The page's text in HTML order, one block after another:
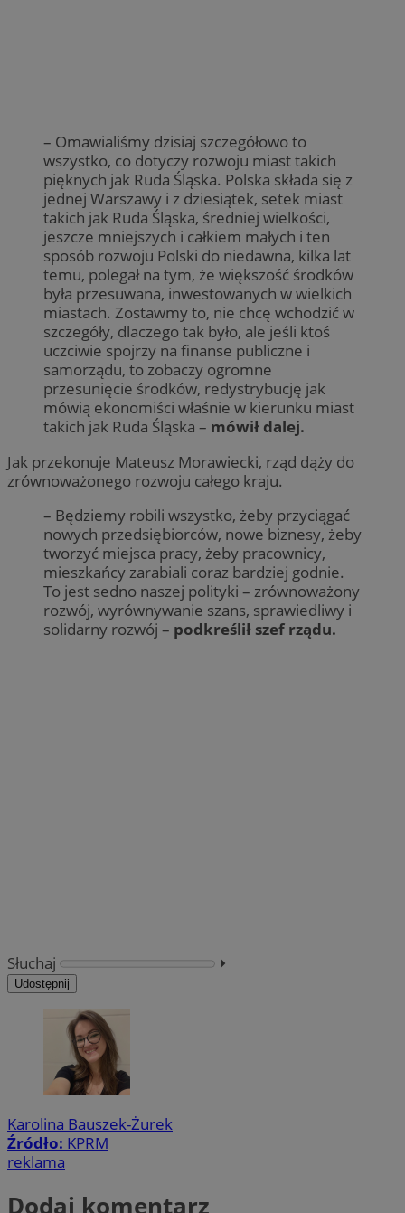
– Omawialiśmy dzisiaj szczegółowo to
wszystko, co dotyczy rozwoju miast takich
pięknych jak Ruda Śląska. Polska składa się z
jednej Warszawy i z dziesiątek, setek miast
takich jak Ruda Śląska, średniej wielkości,
jeszcze mniejszych i całkiem małych i ten
sposób rozwoju Polski do niedawna, kilka lat
temu, polegał na tym, że większość środków
była przesuwana, inwestowanych w wielkich
miastach. Zostawmy to, nie chcę wchodzić w
szczegóły, dlaczego tak było, ale jeśli ktoś
uczciwie spojrzy na finanse publiczne i
samorządu, to zobaczy ogromne
przesunięcie środków, redystrybucję jak
mówią ekonomiści właśnie w kierunku miast
takich jak Ruda Śląska – mówił dalej.
Jak przekonuje Mateusz Morawiecki, rząd dąży do
zrównoważonego rozwoju całego kraju.
– Będziemy robili wszystko, żeby przyciągać
nowych przedsiębiorców, nowe biznesy, żeby
tworzyć miejsca pracy, żeby pracownicy,
mieszkańcy zarabiali coraz bardziej godnie.
To jest sedno naszej polityki – zrównoważony
rozwój, wyrównywanie szans, sprawiedliwy i
solidarny rozwój – podkreślił szef rządu.
Słuchaj ⏵︎
Udostępnij
Karolina Bauszek-Żurek
Źródło: KPRM
reklama
Dodaj komentarz